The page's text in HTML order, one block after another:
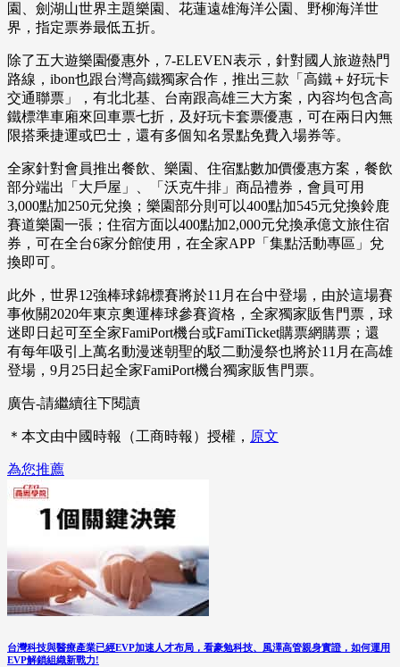
園、劍湖山世界主題樂園、花蓮遠雄海洋公園、野柳海洋世
界，指定票券最低五折。
除了五大遊樂園優惠外，7-ELEVEN表示，針對國人旅遊熱門
路線，ibon也跟台灣高鐵獨家合作，推出三款「高鐵＋好玩卡
交通聯票」，有北北基、台南跟高雄三大方案，內容均包含高
鐵標準車廂來回車票七折，及好玩卡套票優惠，可在兩日內無
限搭乘捷運或巴士，還有多個知名景點免費入場券等。
全家針對會員推出餐飲、樂園、住宿點數加價優惠方案，餐飲
部分端出「大戶屋」、「沃克牛排」商品禮券，會員可用
3,000點加250元兌換；樂園部分則可以400點加545元兌換鈴鹿
賽道樂園一張；住宿方面以400點加2,000元兌換承億文旅住宿
券，可在全台6家分館使用，在全家APP「集點活動專區」兌
換即可。
此外，世界12強棒球錦標賽將於11月在台中登場，由於這場賽
事攸關2020年東京奧運棒球參賽資格，全家獨家販售門票，球
迷即日起可至全家FamiPort機台或FamiTicket購票網購票；還
有每年吸引上萬名動漫迷朝聖的駁二動漫祭也將於11月在高雄
登場，9月25日起全家FamiPort機台獨家販售門票。
廣告-請繼續往下閱讀
＊本文由中國時報（工商時報）授權， 原文
為您推薦
台灣科技與醫療產業已經EVP加速人才布局，看豪勉科技、風澤高管親身實證，如何運用
EVP解鎖組織新戰力!